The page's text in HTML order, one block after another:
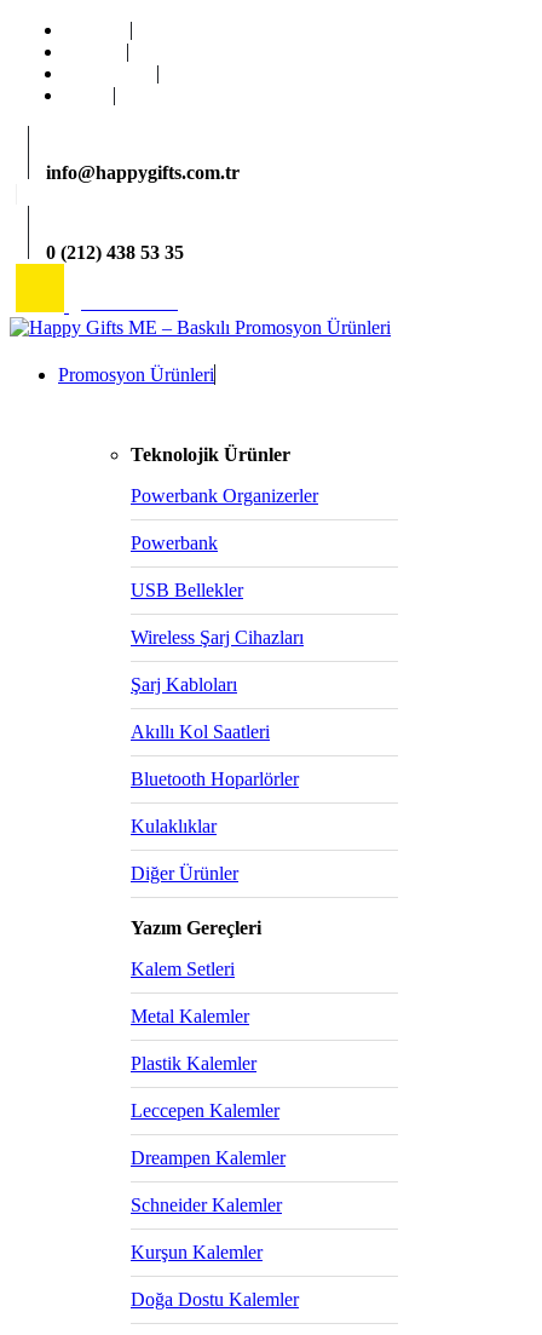
info@happygifts.com.tr
0 (212) 438 53 35
Promosyon Ürünleri
Teknolojik Ürünler
Powerbank Organizerler
Powerbank
USB Bellekler
Wireless Şarj Cihazları
Şarj Kabloları
Akıllı Kol Saatleri
Bluetooth Hoparlörler
Kulaklıklar
Diğer Ürünler
Yazım Gereçleri
Kalem Setleri
Metal Kalemler
Plastik Kalemler
Leccepen Kalemler
Dreampen Kalemler
Schneider Kalemler
Kurşun Kalemler
Doğa Dostu Kalemler